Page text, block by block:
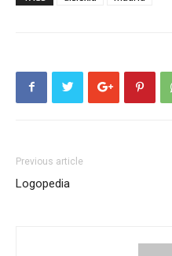
Previous article
Logopedia